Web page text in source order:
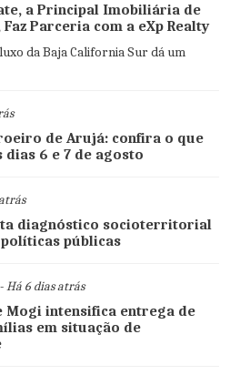
a Principal Imobiliária de
Parceria com a eXp Realty
da Baja California Sur dá um
de Arujá: confira o que
dias 6 e 7 de agosto
diagnóstico socioterritorial
públicas
- Há 6 dias atrás
Mogi intensifica entrega de
em situação de